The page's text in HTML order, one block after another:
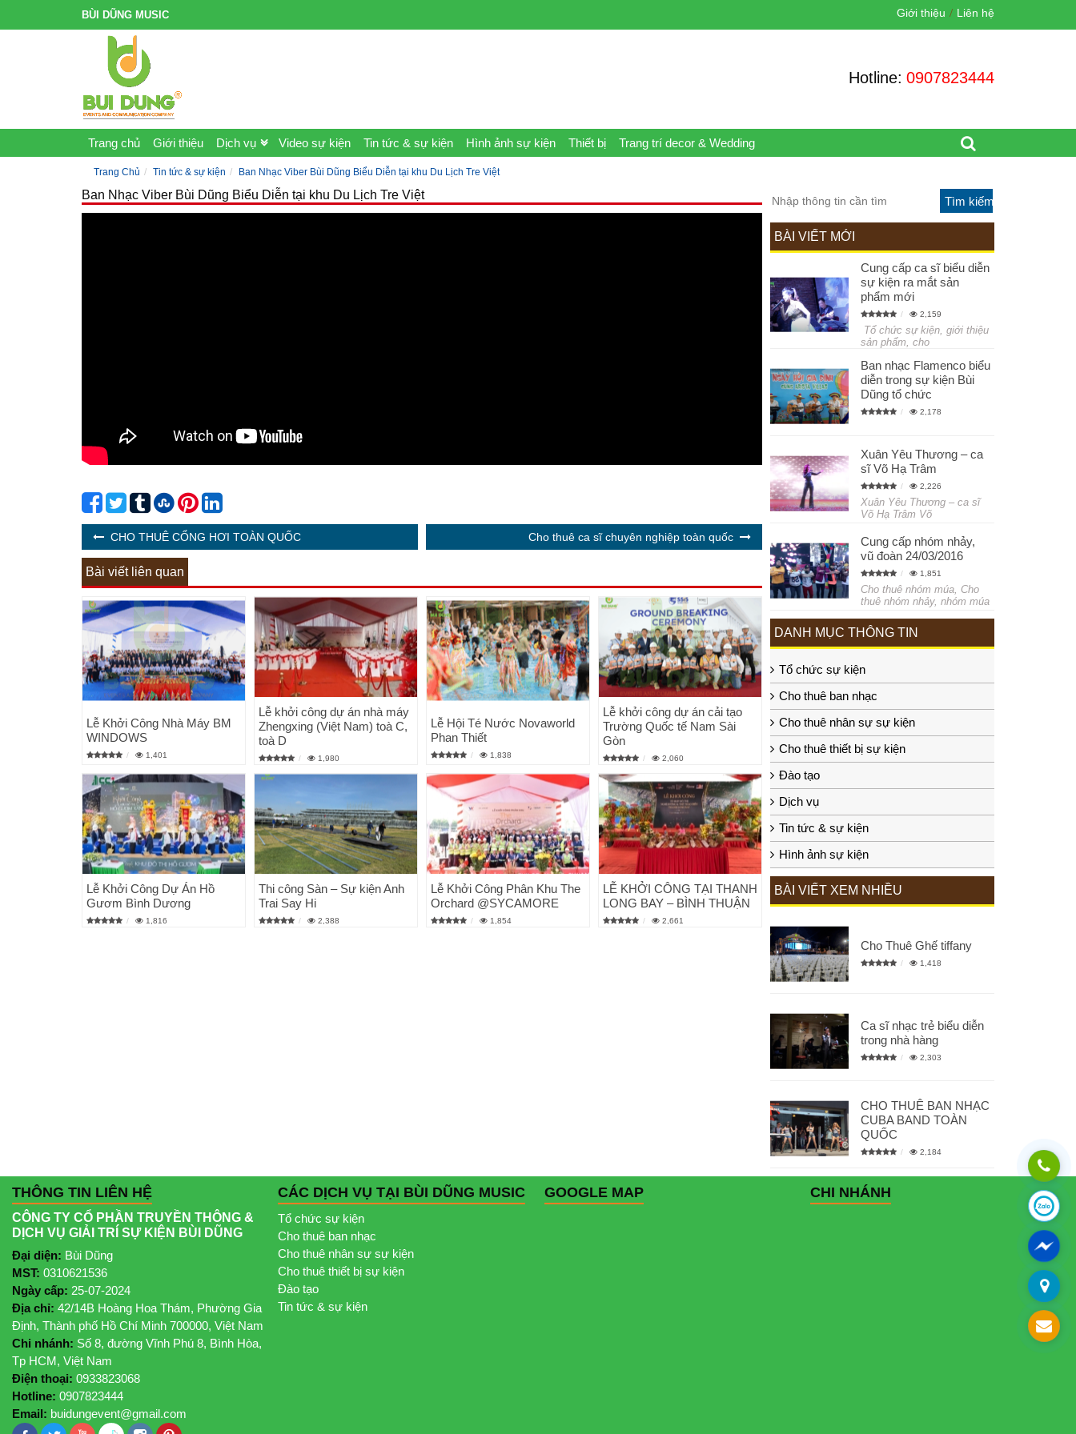
BÙI DŨNG MUSIC Giới thiệu Liên hệ
Hotline: 0907823444
Trang chủ Giới thiệu Dịch vụ Video sự kiện Tin tức & sự kiện Hình ảnh sự kiện Thiết bị Trang trí decor & Wedding
Trang Chủ Tin tức & sự kiện Ban Nhạc Viber Bùi Dũng Biểu Diễn tại khu Du Lịch Tre Việt
Ban Nhạc Viber Bùi Dũng Biểu Diễn tại khu Du Lịch Tre Việt
CHO THUÊ CỔNG HƠI TOÀN QUỐC Cho thuê ca sĩ chuyên nghiệp toàn quốc
Bài viết liên quan
Lễ Khởi Công Nhà Máy BM
WINDOWS
1,401
Lễ khởi công dự án nhà máy
Zhengxing (Việt Nam) toà C,
toà D
1,980
Lễ Hội Té Nước Novaworld
Phan Thiết
1,838
Lễ khởi công dự án cải tạo
Trường Quốc tế Nam Sài
Gòn
2,060
Lễ Khởi Công Dự Án Hồ
Gươm Bình Dương
1,816
Thi công Sàn – Sự kiện Anh
Trai Say Hi
2,388
Lễ Khởi Công Phân Khu The
Orchard @SYCAMORE
1,854
LỄ KHỞI CÔNG TẠI THANH
LONG BAY – BÌNH THUẬN
2,661
BÀI VIẾT MỚI
Cung cấp ca sĩ biểu diễn
sự kiện ra mắt sản
phẩm mới
2,159
Tổ chức sự kiện, giới thiệu
sản phẩm, cho
Ban nhạc Flamenco biểu
diễn trong sự kiện Bùi
Dũng tổ chức
2,178
Xuân Yêu Thương – ca
sĩ Võ Hạ Trâm
2,226
Xuân Yêu Thương – ca sĩ
Võ Hạ Trâm Võ
Cung cấp nhóm nhảy,
vũ đoàn 24/03/2016
1,851
Cho thuê nhóm múa, Cho
thuê nhóm nhảy, nhóm múa
DANH MỤC THÔNG TIN
Tổ chức sự kiện
Cho thuê ban nhạc
Cho thuê nhân sự sự kiện
Cho thuê thiết bị sự kiện
Đào tạo
Dịch vụ
Tin tức & sự kiện
Hình ảnh sự kiện
BÀI VIẾT XEM NHIỀU
Cho Thuê Ghế tiffany
1,418
Ca sĩ nhạc trẻ biểu diễn
trong nhà hàng
2,303
CHO THUÊ BAN NHẠC
CUBA BAND TOÀN
QUỐC
2,184
THÔNG TIN LIÊN HỆ
CÔNG TY CỔ PHẦN TRUYỀN THÔNG &
DỊCH VỤ GIẢI TRÍ SỰ KIỆN BÙI DŨNG
Đại diện: Bùi Dũng
MST: 0310621536
Ngày cấp: 25-07-2024
Địa chỉ: 42/14B Hoàng Hoa Thám, Phường Gia
Định, Thành phố Hồ Chí Minh 700000, Việt Nam
Chi nhánh: Số 8, đường Vĩnh Phú 8, Bình Hòa,
Tp HCM, Việt Nam
Điện thoại: 0933823068
Hotline: 0907823444
Email: buidungevent@gmail.com
CÁC DỊCH VỤ TẠI BÙI DŨNG MUSIC
Tổ chức sự kiện
Cho thuê ban nhạc
Cho thuê nhân sự sự kiện
Cho thuê thiết bị sự kiện
Đào tạo
Tin tức & sự kiện
GOOGLE MAP CHI NHÁNH